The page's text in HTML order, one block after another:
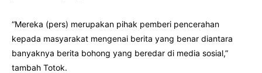
“Mereka (pers) merupakan pihak pemberi pencerahan
kepada masyarakat mengenai berita yang benar diantara
banyaknya berita bohong yang beredar di media sosial,”
tambah Totok.